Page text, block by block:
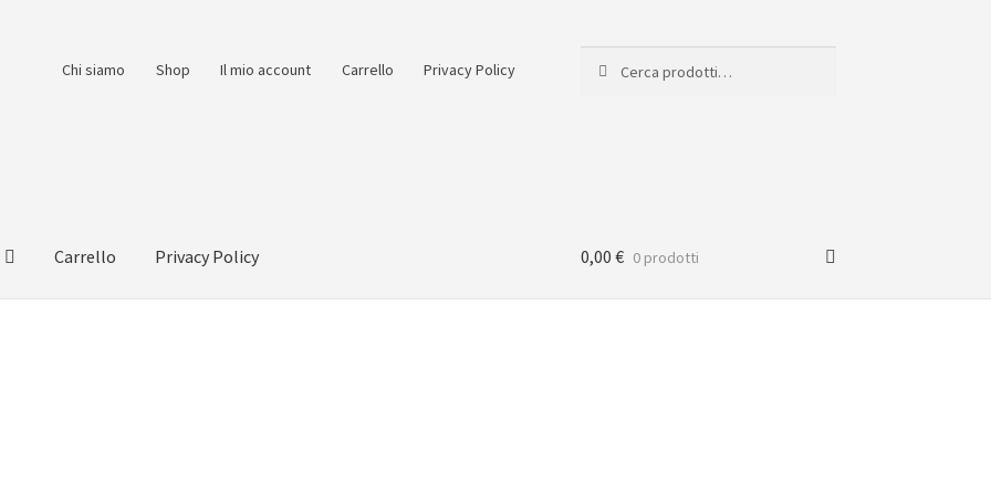
Chi siamo Shop Il mio account Carrello Privacy Policy
Carrello Privacy Policy 0,00 € 0 prodotti